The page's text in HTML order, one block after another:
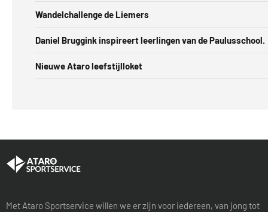
Wandelchallenge de Liemers
Daniel Bruggink inspireert leerlingen van de Paulusschool.
Nieuwe Ataro leefstijlloket
Met Ataro Sportservice willen we er zijn voor iedereen, van jong tot